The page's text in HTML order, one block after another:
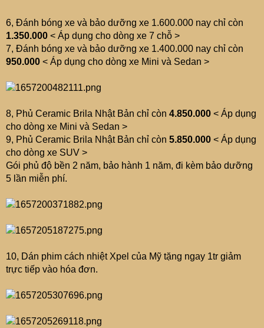
6, Đánh bóng xe và bảo dưỡng xe 1.600.000 nay chỉ còn
1.350.000 < Áp dụng cho dòng xe 7 chỗ >
7, Đánh bóng xe và bảo dưỡng xe 1.400.000 nay chỉ còn
950.000 < Áp dụng cho dòng xe Mini và Sedan >
8, Phủ Ceramic Brila Nhật Bản chỉ còn 4.850.000 < Áp dụng
cho dòng xe Mini và Sedan >
9, Phủ Ceramic Brila Nhật Bản chỉ còn 5.850.000 < Áp dụng
cho dòng xe SUV >
Gói phủ độ bền 2 năm, bảo hành 1 năm, đi kèm bảo dưỡng
5 lần miễn phí.
10, Dán phim cách nhiệt Xpel của Mỹ tặng ngay 1tr giảm
trực tiếp vào hóa đơn.